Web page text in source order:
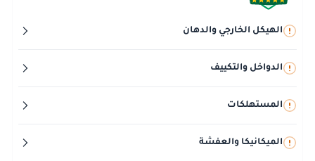
الهيكل الخارجي والدهان
الدواخل والتكييف
المستهلكات
الميكانيكا والعفشة